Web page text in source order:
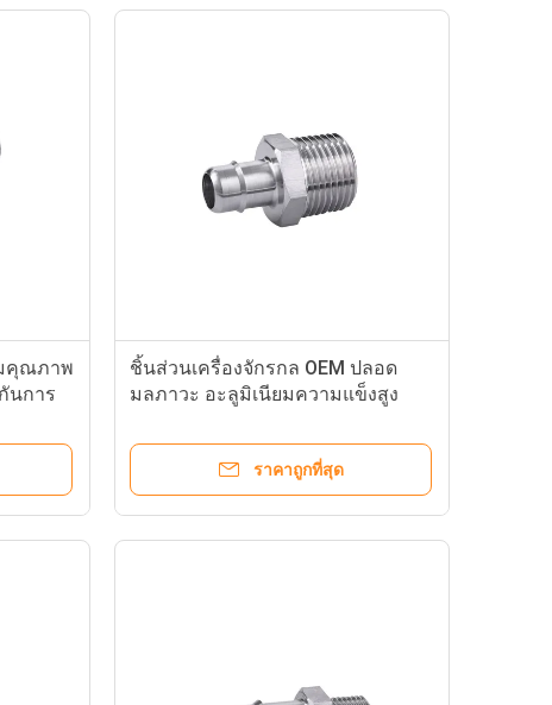
คุณภาพ
นการ
ชิ้นส่วนเครื่องจักรกล OEM ปลอด
มลภาวะ อะลูมิเนียมความแข็งสูง
ราคาถูกที่สุด